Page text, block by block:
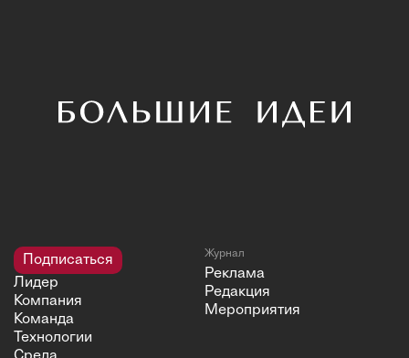
Подписаться
Лидер
Компания
Команда
Технологии
Журнал
Реклама
Редакция
Мероприятия